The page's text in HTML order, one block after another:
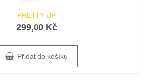
0
5
PRETTY UP
299,00 Kč
Přidat do košíku